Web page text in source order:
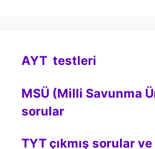
AYT testleri
MSÜ (Milli Savunma
sorular
TYT çıkmış sorular